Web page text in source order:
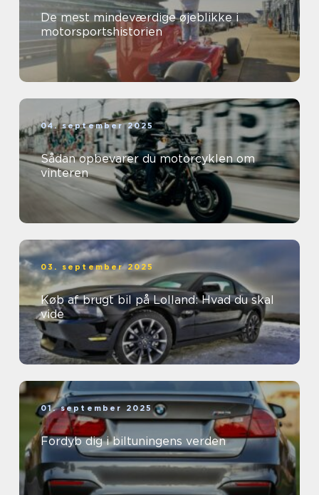
De mest mindeværdige øjeblikke i
motorsportshistorien
04. september 2025
Sådan opbevarer du motorcyklen om
vinteren
03. september 2025
Køb af brugt bil på Lolland: Hvad du skal
vide
01. september 2025
Fordyb dig i biltuningens verden